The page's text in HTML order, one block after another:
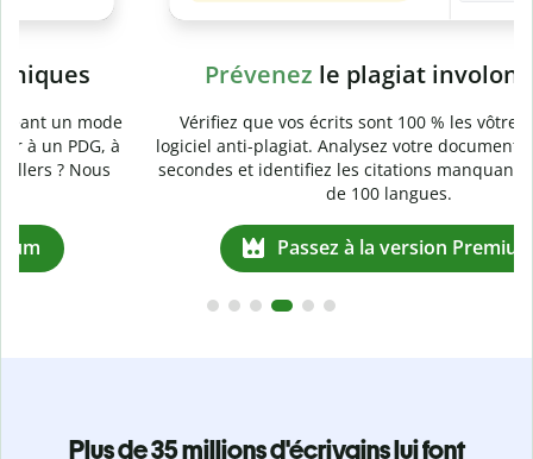
Prévenez le plagiat involontaire
Vérifiez que vos écrits sont 100 % les vôtres grâce au
logiciel anti-plagiat. Analysez votre document en quelques
secondes et identifiez les citations manquantes dans plus
de 100 langues.
Passez à la version Premium
Plus de 35 millions d'écrivains lui font